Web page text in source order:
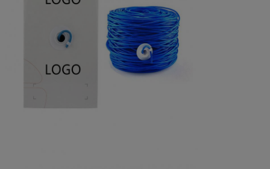
0.9±0.02mm
PVC, PVC DE ROHS, PVC DE